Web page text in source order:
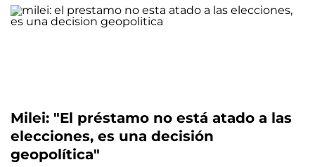
Milei: "El préstamo no está atado a las
elecciones, es una decisión
geopolítica"